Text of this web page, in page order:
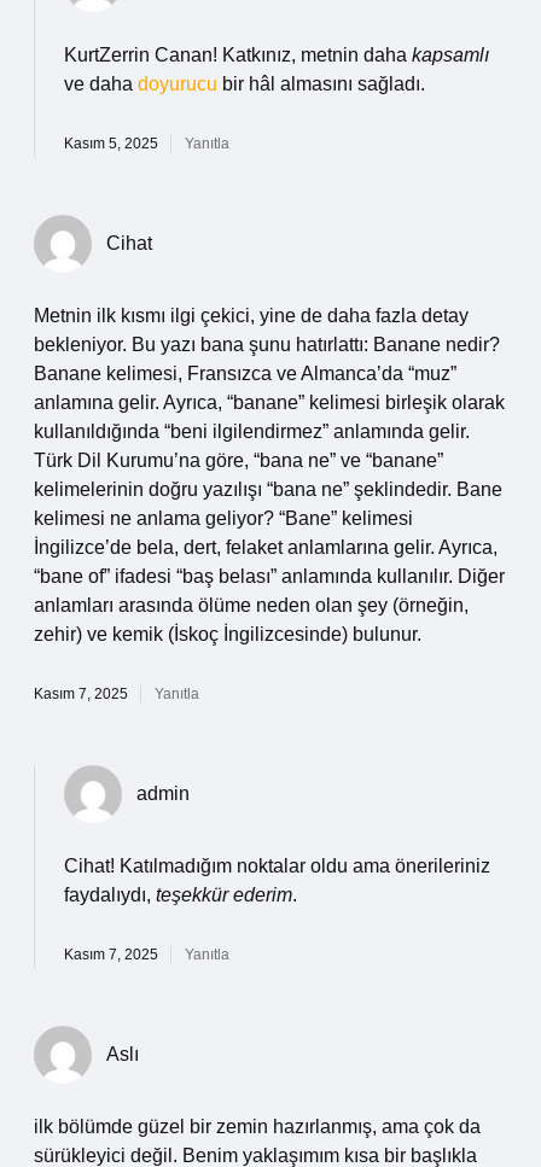
KurtZerrin Canan! Katkınız, metnin daha kapsamlı
ve daha doyurucu bir hâl almasını sağladı.
Kasım 5, 2025 Yanıtla
Cihat
Metnin ilk kısmı ilgi çekici, yine de daha fazla detay
bekleniyor. Bu yazı bana şunu hatırlattı: Banane nedir?
Banane kelimesi, Fransızca ve Almanca’da “muz”
anlamına gelir. Ayrıca, “banane” kelimesi birleşik olarak
kullanıldığında “beni ilgilendirmez” anlamında gelir.
Türk Dil Kurumu’na göre, “bana ne” ve “banane”
kelimelerinin doğru yazılışı “bana ne” şeklindedir. Bane
kelimesi ne anlama geliyor? “Bane” kelimesi
İngilizce’de bela, dert, felaket anlamlarına gelir. Ayrıca,
“bane of” ifadesi “baş belası” anlamında kullanılır. Diğer
anlamları arasında ölüme neden olan şey (örneğin,
zehir) ve kemik (İskoç İngilizcesinde) bulunur.
Kasım 7, 2025 Yanıtla
admin
Cihat! Katılmadığım noktalar oldu ama önerileriniz
faydalıydı, teşekkür ederim.
Kasım 7, 2025 Yanıtla
Aslı
ilk bölümde güzel bir zemin hazırlanmış, ama çok da
sürükleyici değil. Benim yaklaşımım kısa bir başlıkla